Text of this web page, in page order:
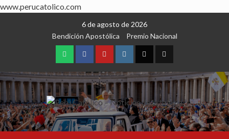
www.perucatolico.com
6 de agosto de 2026
Bendición Apostólica
Premio Nacional
WhatsAppFacebookYoutubeInstagram
X TikTok